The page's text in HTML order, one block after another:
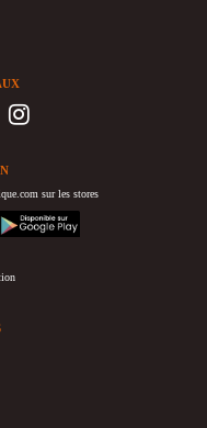
sur les stores
googleplay